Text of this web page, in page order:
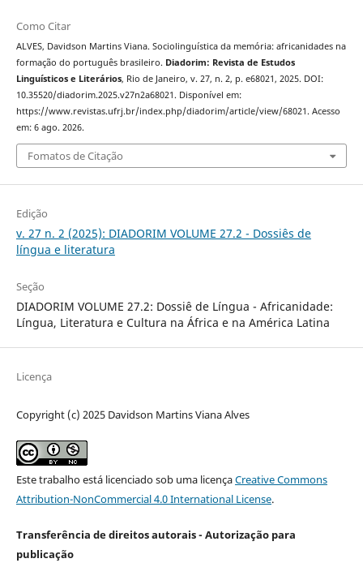
Como Citar
ALVES, Davidson Martins Viana. Sociolinguística da memória: africanidades na
formação do português brasileiro. Diadorim: Revista de Estudos
Linguísticos e Literários, Rio de Janeiro, v. 27, n. 2, p. e68021, 2025. DOI:
10.35520/diadorim.2025.v27n2a68021. Disponível em:
https://www.revistas.ufrj.br/index.php/diadorim/article/view/68021. Acesso
em: 6 ago. 2026.
Fomatos de Citação
Edição
v. 27 n. 2 (2025): DIADORIM VOLUME 27.2 - Dossiês de
língua e literatura
Seção
DIADORIM VOLUME 27.2: Dossiê de Língua - Africanidade:
Língua, Literatura e Cultura na África e na América Latina
Licença
Copyright (c) 2025 Davidson Martins Viana Alves
Este trabalho está licenciado sob uma licençaCreative Commons
Attribution-NonCommercial 4.0 International License.
Transferência de direitos autorais - Autorização para
publicação